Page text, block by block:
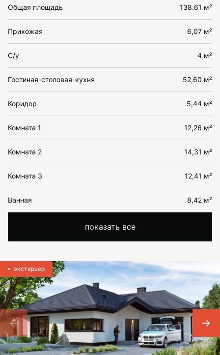
Общая площадь 138.61 м²
Прихожая 6,07 м²
С/у 4 м²
Гостиная-столовая-кухня 52,60 м²
Коридор 5,44 м²
Комната 1 12,26 м²
Комната 2 14,31 м²
Комната 3 12,41 м²
Ванная 8,42 м²
показать все
экстерьер